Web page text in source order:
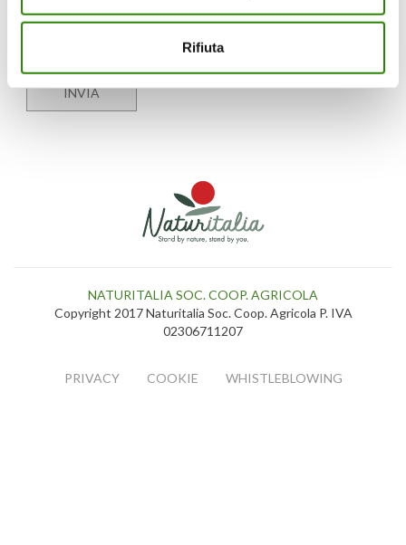
Rifiuta
conformità con l’informativa presente nella sezionePrivacy
NATURITALIA SOC. COOP. AGRICOLA
Copyright 2017 Naturitalia Soc. Coop. Agricola P. IVA
02306711207
PRIVACY COOKIE WHISTLEBLOWING